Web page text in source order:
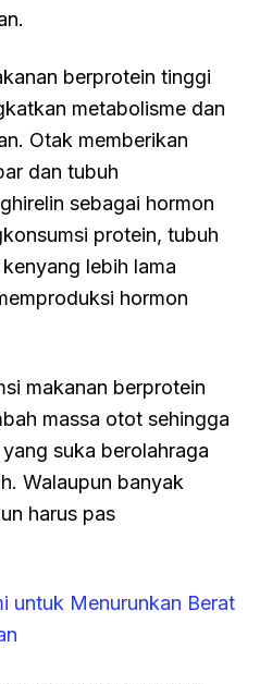
berprotein tinggi
metabolisme dan
Otak memberikan
dan tubuh
sebagai hormon
protein, tubuh
lebih lama
hormon
makanan berprotein
massa otot sehingga
suka berolahraga
Walaupun banyak
harus pas
untuk Menurunkan Berat